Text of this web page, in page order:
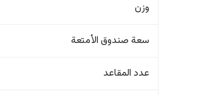
وزن
سعة صندوق الأمتعة
عدد المقاعد